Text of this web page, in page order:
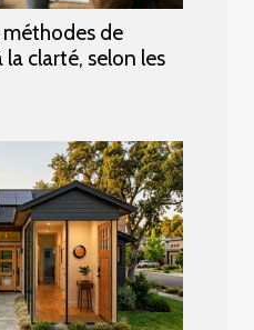
de
clarté, selon les